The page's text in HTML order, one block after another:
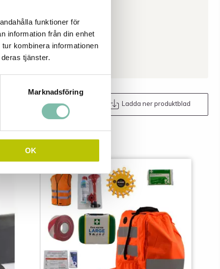
funktioner för
information från din enhet
kombinera informationen
tjänster.
Marknadsföring
OK
Maila oss Ladda ner produktblad